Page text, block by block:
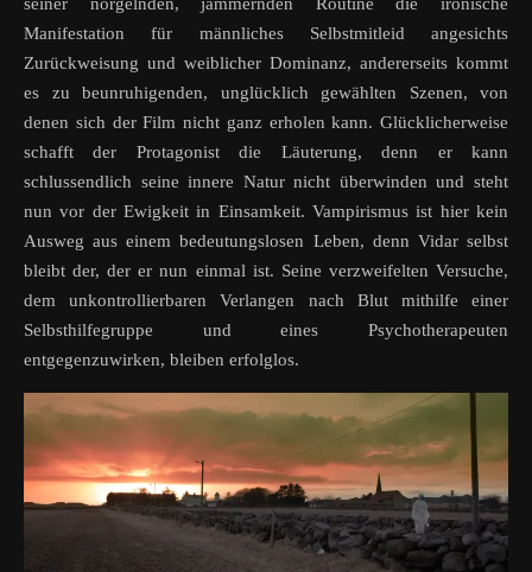
seiner nörgelnden, jammernden Routine die ironische
Manifestation für männliches Selbstmitleid angesichts
Zurückweisung und weiblicher Dominanz, andererseits kommt
es zu beunruhigenden, unglücklich gewählten Szenen, von
denen sich der Film nicht ganz erholen kann. Glücklicherweise
schafft der Protagonist die Läuterung, denn er kann
schlussendlich seine innere Natur nicht überwinden und steht
nun vor der Ewigkeit in Einsamkeit. Vampirismus ist hier kein
Ausweg aus einem bedeutungslosen Leben, denn Vidar selbst
bleibt der, der er nun einmal ist. Seine verzweifelten Versuche,
dem unkontrollierbaren Verlangen nach Blut mithilfe einer
Selbsthilfegruppe und eines Psychotherapeuten
entgegenzuwirken, bleiben erfolglos.